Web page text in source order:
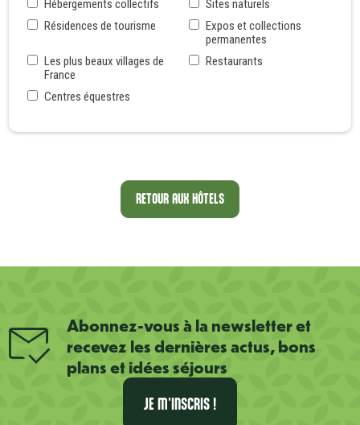
Hébergements collectifs
Sites naturels
Résidences de tourisme
Expos et collections
permanentes
Les plus beaux villages de
France
Restaurants
Centres équestres
RETOUR AUX HÔTELS
Abonnez-vous à la newsletter et
recevez les dernières actus, bons
plans et idées séjours
JE M'INSCRIS !